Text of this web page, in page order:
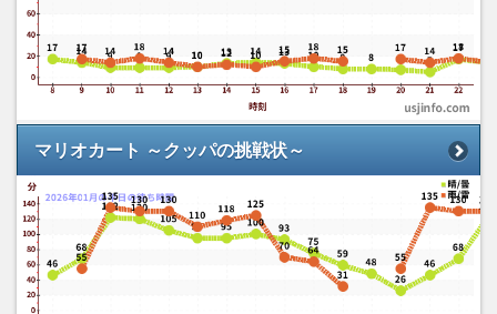
マリオカート ～クッパの挑戦状～